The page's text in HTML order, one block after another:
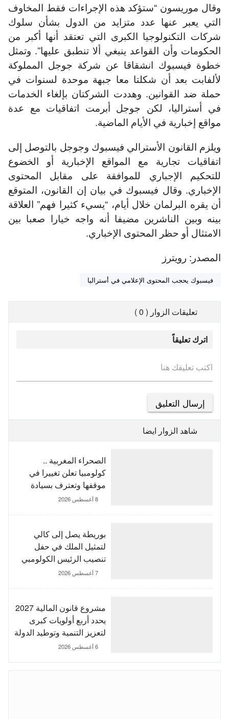
وقال موريسون “ستؤكد هذه الإجراءات فقط المخاوف
التي يعبر عنها عدد متزايد من الدول بشأن سلوك
شركات التكنولوجيا الكبرى التي تعتقد أنها أكبر من
الحكومات وأن القواعد ينبغي ألا تنطبق عليها”. وتمثل
خطوة فيسبوك انشقاقا عن شركة جوجل المملوكة
لألفابت بعد أن شكلتا معا جبهة موحدة لسنوات في
حملة ضد القوانين. وهددت الشركتان بإلغاء الخدمات
في أستراليا، لكن جوجل أبرمت اتفاقيات مع عدة
مواقع إخبارية في الأيام الماضية.
ويلزم القانون الأسترالي فيسبوك وجوجل بالتوصل إلى
اتفاقيات تجارية مع المواقع الإخبارية أو الخضوع
للتحكيم الإجباري للموافقة على مقابل المحتوى
الإخباري. وقال فيسبوك في بيان إن القانون، المتوقع
أن يقره البرلمان خلال أيام، “يسيء كثيرا فهم” العلاقة
بينه وبين الناشرين مضيفا أنه واجه خيارا صعبا بين
الامتثال أو حظر المحتوى الإخباري.
المصدر: رويترز
فيسبوك يحجب المحتوى الإعلامي في أستراليا
تعليقات الزوار ( 0 )
اترك تعليقاً
اكتب تعليقك هنا
شاهد الزوار ايضا
الصحراء المغربية ..
كولومبيا تعلن تغييرا في
موقفها وتعترف بسيادة
المغرب على صحرائه
8 أغسطس 2026
بوريطة يصل إلى كالي
لتمثيل الملك في حفل
تنصيب الرئيس الكولومبي
الجديد
7 أغسطس 2026
مشروع قانون المالية 2027
يحدد أربع أولويات كبرى
لتعزيز التنمية وتوطيد الدولة
الاجتماعية
6 أغسطس 2026